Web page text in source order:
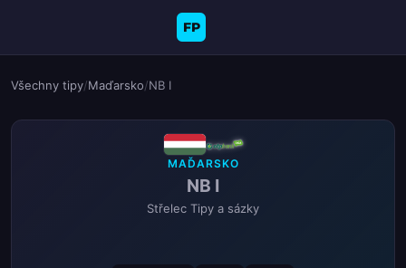
FP
Všechny tipy/Maďarsko/NB I
MAĎARSKO
NB I
Střelec Tipy a sázky